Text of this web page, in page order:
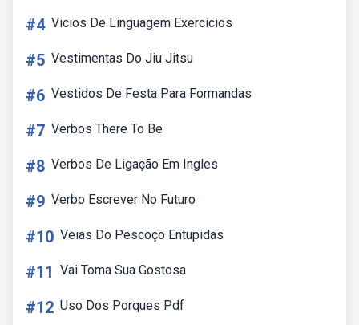
#4 Vicios De Linguagem Exercicios
#5 Vestimentas Do Jiu Jitsu
#6 Vestidos De Festa Para Formandas
#7 Verbos There To Be
#8 Verbos De Ligação Em Ingles
#9 Verbo Escrever No Futuro
#10 Veias Do Pescoço Entupidas
#11 Vai Toma Sua Gostosa
#12 Uso Dos Porques Pdf